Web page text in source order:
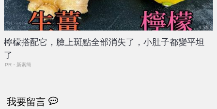
檸檬搭配它，臉上斑點全部消失了，小肚子都變平坦
了
PR・新素簡
我要留言